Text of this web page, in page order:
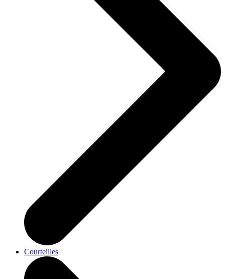
Courteilles